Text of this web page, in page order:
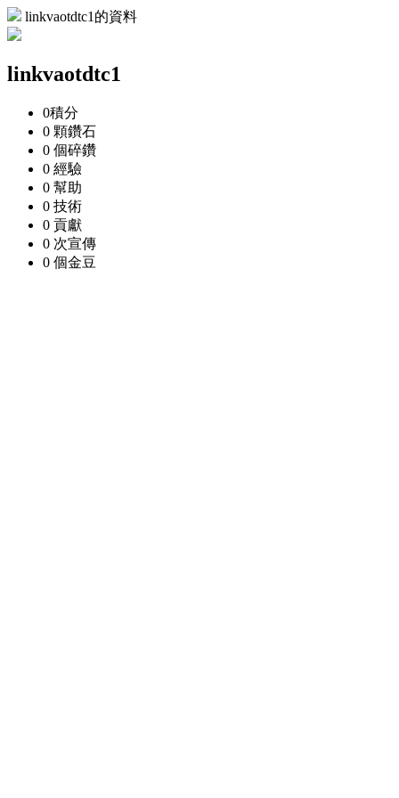
linkvaotdtc1的資料
linkvaotdtc1
0積分
0 顆鑽石
0 個碎鑽
0 經驗
0 幫助
0 技術
0 貢獻
0 次宣傳
0 個金豆